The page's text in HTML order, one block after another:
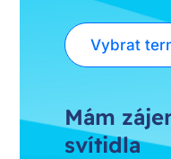
Vybrat
Mám
svítidla